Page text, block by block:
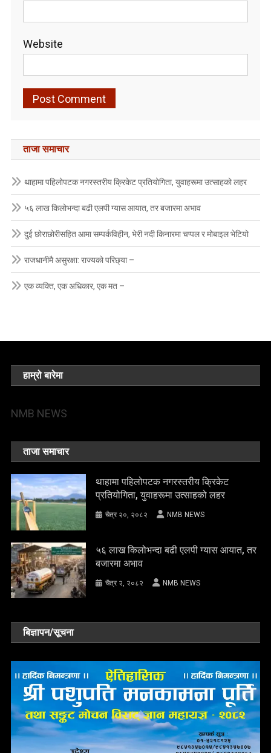
Website
ताजा समाचार
थाहामा पहिलोपटक नगरस्तरीय क्रिकेट प्रतियोगिता, युवाहरूमा उत्साहको लहर
५६ लाख किलोभन्दा बढी एलपी ग्यास आयात, तर बजारमा अभाव
दुई छोराछोरीसहित आमा सम्पर्कविहीन, भेरी नदी किनारमा चप्पल र मोबाइल भेटियो
राजधानीमै असुरक्षा: राज्यको परिछ्या –
एक व्यक्ति, एक अधिकार, एक मत –
हाम्रो बारेमा
NMB NEWS
ताजा समाचार
थाहामा पहिलोपटक नगरस्तरीय क्रिकेट
प्रतियोगिता, युवाहरूमा उत्साहको लहर
चैत्र २०, २०८२ NMB NEWS
५६ लाख किलोभन्दा बढी एलपी ग्यास आयात, तर
बजारमा अभाव
चैत्र २, २०८२ NMB NEWS
बिज्ञापन/सूचना